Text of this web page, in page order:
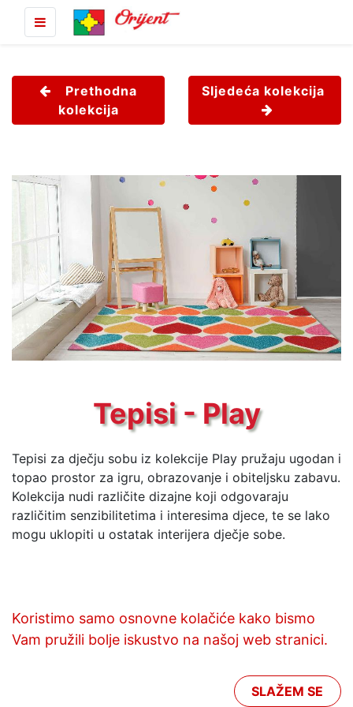
Prethodna
kolekcija
Sljedeća kolekcija
Tepisi - Play
Tepisi za dječju sobu iz kolekcije Play pružaju ugodan i
topao prostor za igru, obrazovanje i obiteljsku zabavu.
Kolekcija nudi različite dizajne koji odgovaraju
različitim senzibilitetima i interesima djece, te se lako
mogu uklopiti u ostatak interijera dječje sobe.
Koristimo samo osnovne kolačiće kako bismo
Vam pružili bolje iskustvo na našoj web stranici.
SLAŽEM SE